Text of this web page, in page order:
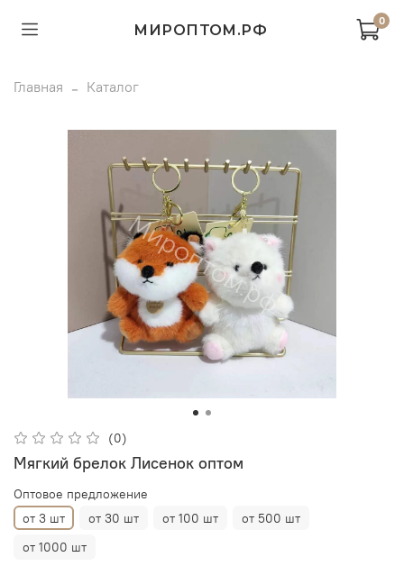
МИРОПТОМ.РФ
0
Главная Каталог
(0)
Мягкий брелок Лисенок оптом
Оптовое предложение
от 3 шт
от 30 шт от 100 шт
от 500 шт
от 1000 шт